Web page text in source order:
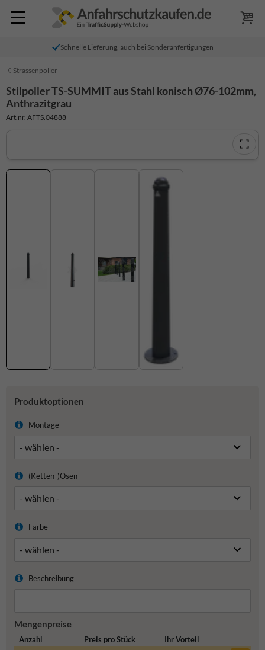
Schnelle Lieferung, auch bei Sonderanfertigungen
Strassenpoller
Stilpoller TS-SUMMIT aus Stahl konisch Ø76-102mm,
Anthrazitgrau
Art.nr. AFTS.04888
Produktoptionen
Montage
(Ketten-)Ösen
Farbe
Beschreibung
Mengenpreise
Anzahl Preis pro Stück
Ihr Vorteil